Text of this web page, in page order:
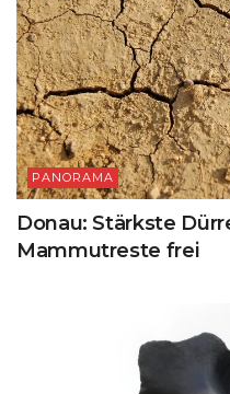
PANORAMA
Donau: Stärkste
Mammutreste frei